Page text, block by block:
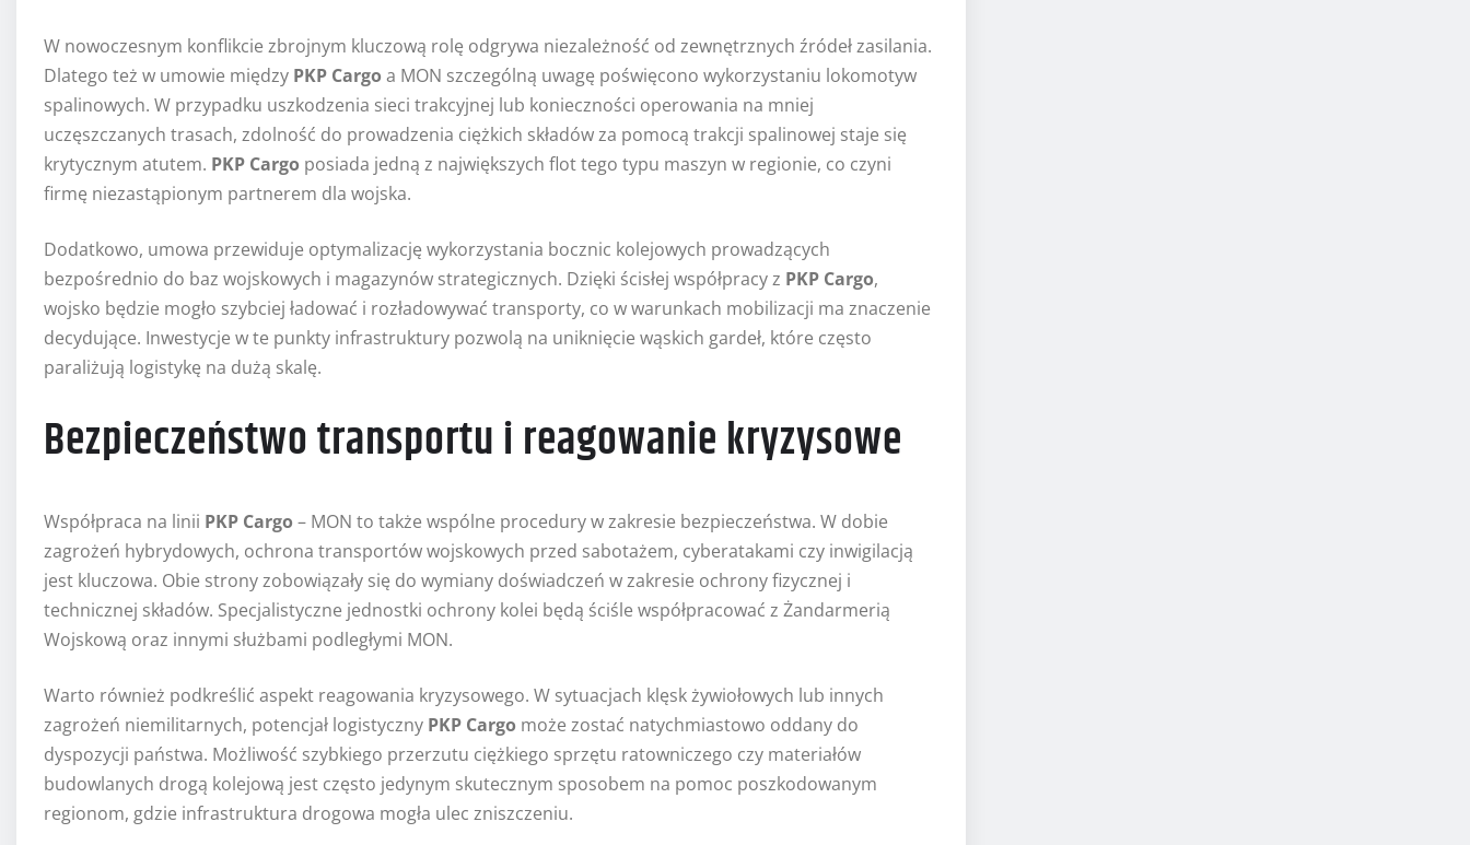
W nowoczesnym konflikcie zbrojnym kluczową rolę odgrywa niezależność od zewnętrznych źródeł zasilania.
Dlatego też w umowie między PKP Cargo a MON szczególną uwagę poświęcono wykorzystaniu lokomotyw
spalinowych. W przypadku uszkodzenia sieci trakcyjnej lub konieczności operowania na mniej
uczęszczanych trasach, zdolność do prowadzenia ciężkich składów za pomocą trakcji spalinowej staje się
krytycznym atutem. PKP Cargo posiada jedną z największych flot tego typu maszyn w regionie, co czyni
firmę niezastąpionym partnerem dla wojska.
Dodatkowo, umowa przewiduje optymalizację wykorzystania bocznic kolejowych prowadzących
bezpośrednio do baz wojskowych i magazynów strategicznych. Dzięki ścisłej współpracy z PKP Cargo,
wojsko będzie mogło szybciej ładować i rozładowywać transporty, co w warunkach mobilizacji ma znaczenie
decydujące. Inwestycje w te punkty infrastruktury pozwolą na uniknięcie wąskich gardeł, które często
paraliżują logistykę na dużą skalę.
Bezpieczeństwo transportu i reagowanie kryzysowe
Współpraca na linii PKP Cargo – MON to także wspólne procedury w zakresie bezpieczeństwa. W dobie
zagrożeń hybrydowych, ochrona transportów wojskowych przed sabotażem, cyberatakami czy inwigilacją
jest kluczowa. Obie strony zobowiązały się do wymiany doświadczeń w zakresie ochrony fizycznej i
technicznej składów. Specjalistyczne jednostki ochrony kolei będą ściśle współpracować z Żandarmerią
Wojskową oraz innymi służbami podległymi MON.
Warto również podkreślić aspekt reagowania kryzysowego. W sytuacjach klęsk żywiołowych lub innych
zagrożeń niemilitarnych, potencjał logistyczny PKP Cargo może zostać natychmiastowo oddany do
dyspozycji państwa. Możliwość szybkiego przerzutu ciężkiego sprzętu ratowniczego czy materiałów
budowlanych drogą kolejową jest często jedynym skutecznym sposobem na pomoc poszkodowanym
regionom, gdzie infrastruktura drogowa mogła ulec zniszczeniu.